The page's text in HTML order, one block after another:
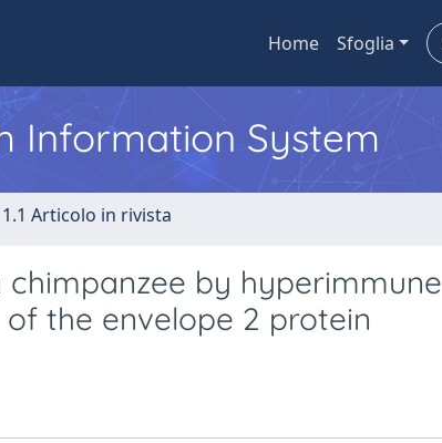
Home Sfoglia
Information System
1.1 Articolo in rivista
by hyperimmune
the envelope 2 protein